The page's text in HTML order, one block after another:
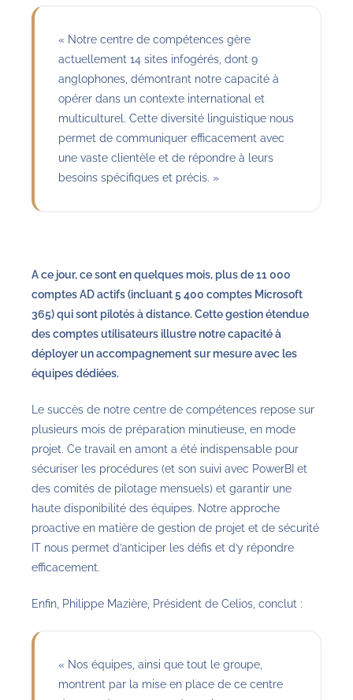
« Notre centre de compétences gère
actuellement 14 sites infogérés, dont 9
anglophones, démontrant notre capacité à
opérer dans un contexte international et
multiculturel. Cette diversité linguistique nous
permet de communiquer efficacement avec
une vaste clientèle et de répondre à leurs
besoins spécifiques et précis. »
A ce jour, ce sont en quelques mois, plus de 11 000
comptes AD actifs (incluant 5 400 comptes Microsoft
365) qui sont pilotés à distance. Cette gestion étendue
des comptes utilisateurs illustre notre capacité à
déployer un accompagnement sur mesure avec les
équipes dédiées.
Le succès de notre centre de compétences repose sur
plusieurs mois de préparation minutieuse, en mode
projet. Ce travail en amont a été indispensable pour
sécuriser les procédures (et son suivi avec PowerBI et
des comités de pilotage mensuels) et garantir une
haute disponibilité des équipes. Notre approche
proactive en matière de gestion de projet et de sécurité
IT nous permet d’anticiper les défis et d’y répondre
efficacement.
Enfin, Philippe Mazière, Président de Celios, conclut :
« Nos équipes, ainsi que tout le groupe,
montrent par la mise en place de ce centre